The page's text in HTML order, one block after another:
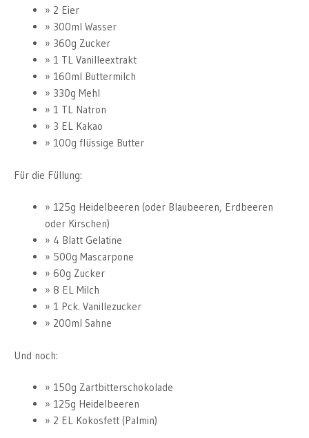
2 Eier
300ml Wasser
360g Zucker
1 TL Vanilleextrakt
160ml Buttermilch
330g Mehl
1 TL Natron
3 EL Kakao
100g flüssige Butter
Für die Füllung:
125g Heidelbeeren (oder Blaubeeren, Erdbeeren
oder Kirschen)
4 Blatt Gelatine
500g Mascarpone
60g Zucker
8 EL Milch
1 Pck. Vanillezucker
200ml Sahne
Und noch:
150g Zartbitterschokolade
125g Heidelbeeren
2 EL Kokosfett (Palmin)